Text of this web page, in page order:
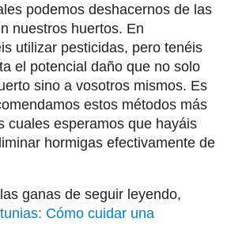
podemos deshacernos de las
nuestros huertos. En
utilizar pesticidas, pero tenéis
el potencial daño que no solo
sino a vosotros mismos. Es
estos métodos más
cuales esperamos que hayáis
hormigas efectivamente de
ganas de seguir leyendo,
Cómo cuidar una